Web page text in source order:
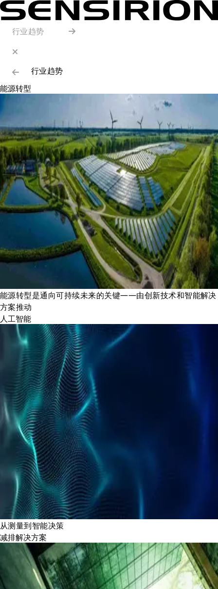
行业趋势
行业趋势
能源转型
能源转型是通向可持续未来的关键——由创新技术和智能解决
方案推动
人工智能
从测量到智能决策
减排解决方案